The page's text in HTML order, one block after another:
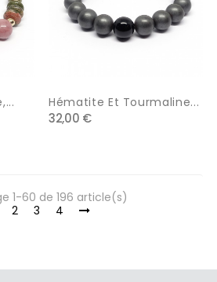
Hématite Et Tourmaline...
32,00 €
1-60 de 196 article(s)
2 3 4